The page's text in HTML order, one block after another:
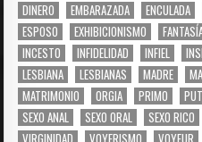
DINERO
EMBARAZADA ENCULADA
ESPOSO
EXHIBICIONISMO
INCESTO
INFIDELIDAD INFIEL
LESBIANA
LESBIANAS MADRE
MATRIMONIO
ORGIA PRIMO
SEXO ANAL
SEXO ORAL SEXO RICO